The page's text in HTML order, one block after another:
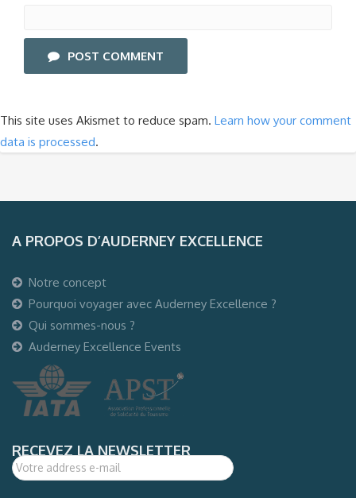
POST COMMENT
This site uses Akismet to reduce spam. Learn how your comment
data is processed.
A PROPOS D’AUDERNEY EXCELLENCE
Notre concept
Pourquoi voyager avec Auderney Excellence ?
Qui sommes-nous ?
Auderney Excellence Events
RECEVEZ LA NEWSLETTER